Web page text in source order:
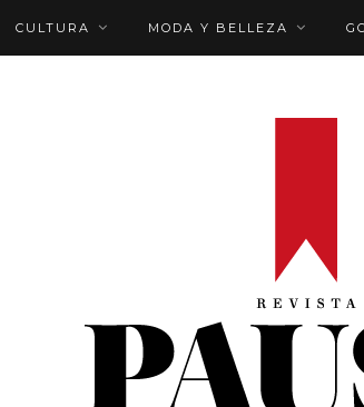
CULTURA MODA Y BELLEZA